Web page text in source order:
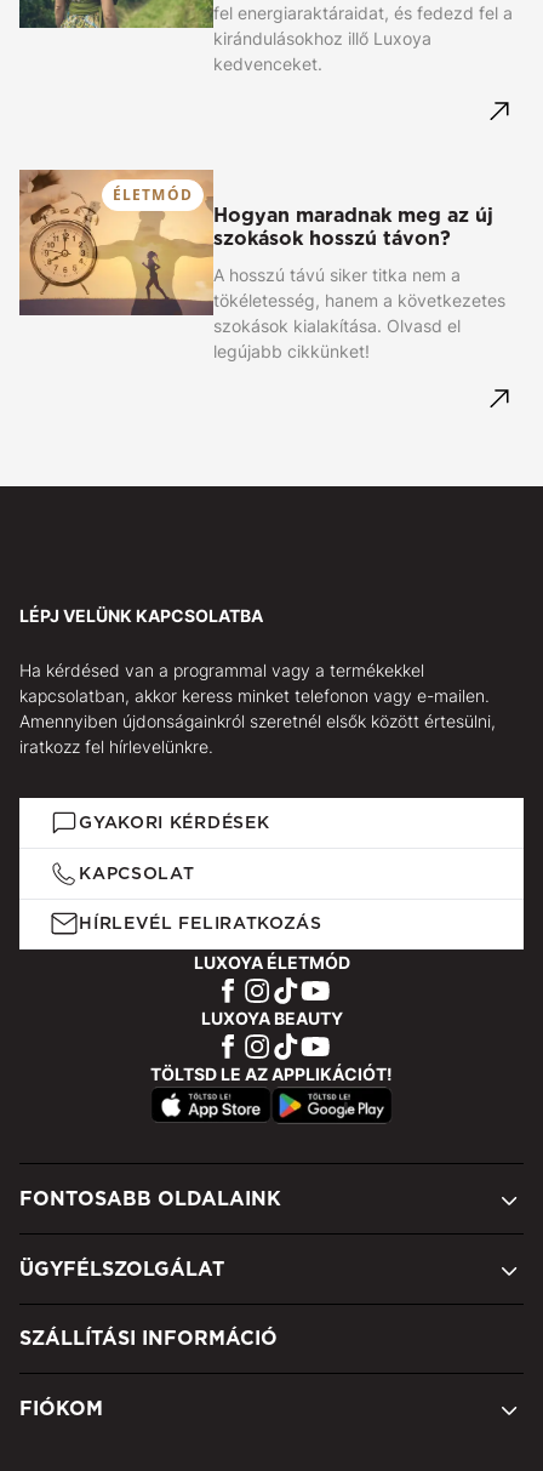
fel energiaraktáraidat, és fedezd fel a
kirándulásokhoz illő Luxoya
kedvenceket.
ÉLETMÓD
Hogyan maradnak meg az új
szokások hosszú távon?
A hosszú távú siker titka nem a
tökéletesség, hanem a következetes
szokások kialakítása. Olvasd el
legújabb cikkünket!
LÉPJ VELÜNK KAPCSOLATBA
Ha kérdésed van a programmal vagy a termékekkel
kapcsolatban, akkor keress minket telefonon vagy e-mailen.
Amennyiben újdonságainkról szeretnél elsők között értesülni,
iratkozz fel hírlevelünkre.
GYAKORI KÉRDÉSEK
KAPCSOLAT
HÍRLEVÉL FELIRATKOZÁS
LUXOYA ÉLETMÓD
LUXOYA BEAUTY
TÖLTSD LE AZ APPLIKÁCIÓT!
FONTOSABB OLDALAINK
ÜGYFÉLSZOLGÁLAT
SZÁLLÍTÁSI INFORMÁCIÓ
FIÓKOM